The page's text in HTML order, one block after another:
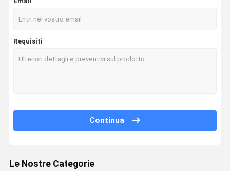
Vescica di aria gonfiabile
tubatura del grado medico
Valvole di controllo di flusso aria
Insieme foggiante a coppa facciale
Requisiti
Continua
Le Nostre Categorie